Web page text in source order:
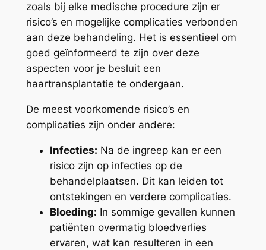
zoals bij elke medische procedure zijn er
risico’s en mogelijke complicaties verbonden
aan deze behandeling. Het is essentieel om
goed geïnformeerd te zijn over deze
aspecten voor je besluit een
haartransplantatie te ondergaan.
De meest voorkomende risico’s en
complicaties zijn onder andere:
Infecties: Na de ingreep kan er een
risico zijn op infecties op de
behandelplaatsen. Dit kan leiden tot
ontstekingen en verdere complicaties.
Bloeding: In sommige gevallen kunnen
patiënten overmatig bloedverlies
ervaren, wat kan resulteren in een